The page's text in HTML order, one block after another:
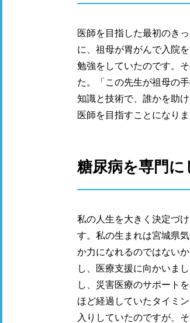
医師を目指した最初のき
に
祖母が胃がんで入院
勉強をしていたのです。
た。「この先生が祖母の
知識と技術で、誰かを助
医師を目指すことになりま
糖尿病を専門に
私の人生を大きく決定づ
す。私の生まれは宮城県
か力になれるのではない
し、医療支援に向かいま
し、災害医療のサポート
ほど経過していたタイミ
入りしていたのですが、